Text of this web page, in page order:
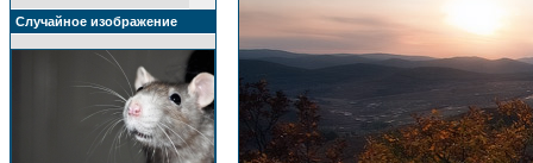
Случайное изображение